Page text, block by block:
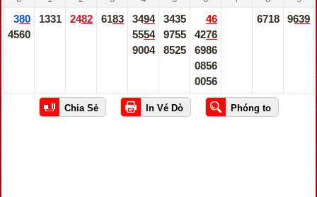
380
4560
1331 2482 6183
3494
5554
9004
3435
9755
8525
46
4276
6986
0856
0056
6718 9639